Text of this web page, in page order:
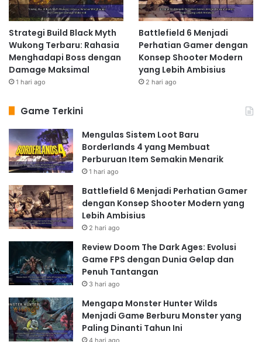
Strategi Build Black Myth
Wukong Terbaru: Rahasia
Menghadapi Boss dengan
Damage Maksimal
1 hari ago
Battlefield 6 Menjadi
Perhatian Gamer dengan
Konsep Shooter Modern
yang Lebih Ambisius
2 hari ago
Game Terkini
Mengulas Sistem Loot Baru
Borderlands 4 yang Membuat
Perburuan Item Semakin Menarik
1 hari ago
Battlefield 6 Menjadi Perhatian Gamer
dengan Konsep Shooter Modern yang
Lebih Ambisius
2 hari ago
Review Doom The Dark Ages: Evolusi
Game FPS dengan Dunia Gelap dan
Penuh Tantangan
3 hari ago
Mengapa Monster Hunter Wilds
Menjadi Game Berburu Monster yang
Paling Dinanti Tahun Ini
4 hari ago